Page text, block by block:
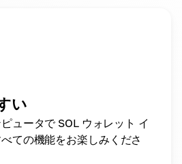
い
ュータで SOL ウォレット イ
ての機能をお楽しみくださ